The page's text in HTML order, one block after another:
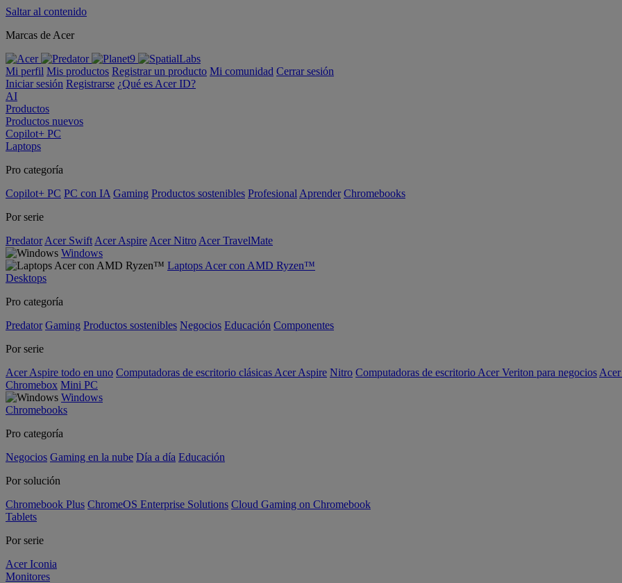
Saltar al contenido
Marcas de Acer
Mi perfil Mis productos Registrar un producto Mi comunidad Cerrar sesión
Iniciar sesión Registrarse ¿Qué es Acer ID?
AI
Productos
Productos nuevos
Copilot+ PC
Laptops
Pro categoría
Copilot+ PC PC con IA Gaming Productos sostenibles Profesional Aprender Chromebooks
Por serie
Predator Acer Swift Acer Aspire Acer Nitro Acer TravelMate
Windows
Laptops Acer con AMD Ryzen™
Desktops
Pro categoría
Predator Gaming Productos sostenibles Negocios Educación Componentes
Por serie
Acer Aspire todo en uno Computadoras de escritorio clásicas Acer Aspire Nitro Computadoras de escritorio Acer Veriton para negocios
Chromebox Mini PC
Windows
Chromebooks
Pro categoría
Negocios Gaming en la nube Día a día Educación
Por solución
Chromebook Plus ChromeOS Enterprise Solutions Cloud Gaming on Chromebook
Tablets
Por serie
Acer Iconia
Monitores